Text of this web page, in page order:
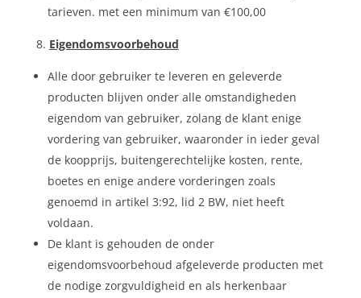
tarieven. met een minimum van €100,00
Eigendomsvoorbehoud
Alle door gebruiker te leveren en geleverde
producten blijven onder alle omstandigheden
eigendom van gebruiker, zolang de klant enige
vordering van gebruiker, waaronder in ieder geval
de koopprijs, buitengerechtelijke kosten, rente,
boetes en enige andere vorderingen zoals
genoemd in artikel 3:92, lid 2 BW, niet heeft
voldaan.
De klant is gehouden de onder
eigendomsvoorbehoud afgeleverde producten met
de nodige zorgvuldigheid en als herkenbaar